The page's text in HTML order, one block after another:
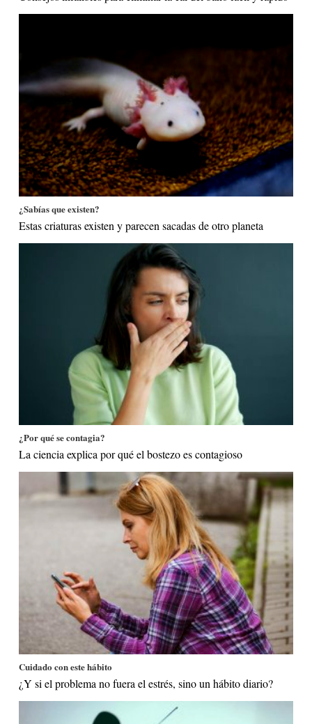
¿Sabías que existen?
Estas criaturas existen y parecen sacadas de otro planeta
¿Por qué se contagia?
La ciencia explica por qué el bostezo es contagioso
Cuidado con este hábito
¿Y si el problema no fuera el estrés, sino un hábito diario?